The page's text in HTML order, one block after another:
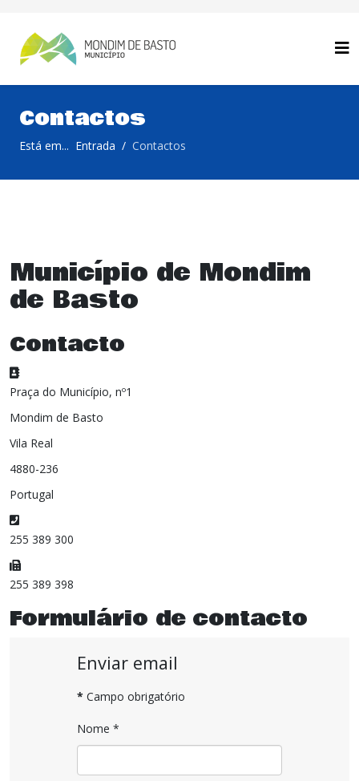
Contactos
Está em... Entrada Contactos
Município de Mondim
de Basto
Contacto
Morada:
Praça do Município, nº1
Mondim de Basto
Vila Real
4880-236
Portugal
Telefone:
255 389 300
Fax:
255 389 398
Formulário de contacto
Enviar email
* Campo obrigatório
Nome *